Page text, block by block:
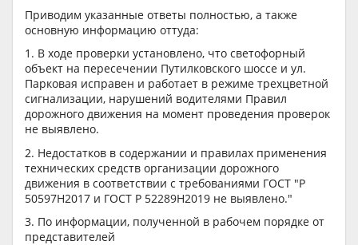
Приводим указанные ответы полностью, а также
основную информацию оттуда:
1. В ходе проверки установлено, что светофорный
объект на пересечении Путилковского шоссе и ул.
Парковая исправен и работает в режиме трехцветной
сигнализации, нарушений водителями Правил
дорожного движения на момент проведения проверок
не выявлено.
2. Недостатков в содержании и правилах применения
технических средств организации дорожного
движения в соответствии с требованиями ГОСТ "Р
50597Н2017 и ГОСТ Р 52289Н2019 не выявлено."
3. По информации, полученной в рабочем порядке от
представителей